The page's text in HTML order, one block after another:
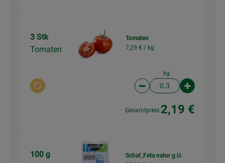
3 Stk
Tomaten
Auswahl ändern
Tomaten
7,29 € / kg
kg
Artikelanzahl
Gesamtpreis:2,19 €
100 g
Schaf_Feta natur g.U.